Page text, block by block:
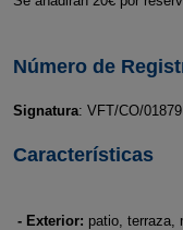
Número de
Signatura: VFT/CO/01879
Características
- Exterior: patio, terraza,